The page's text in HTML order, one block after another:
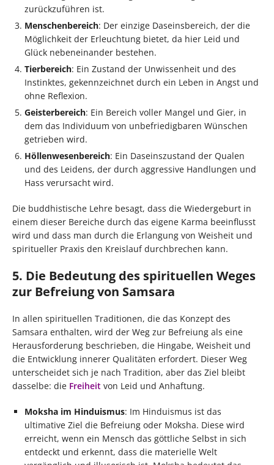
zurückzuführen ist.
Menschenbereich: Der einzige Daseinsbereich, der die
Möglichkeit der Erleuchtung bietet, da hier Leid und
Glück nebeneinander bestehen.
Tierbereich: Ein Zustand der Unwissenheit und des
Instinktes, gekennzeichnet durch ein Leben in Angst und
ohne Reflexion.
Geisterbereich: Ein Bereich voller Mangel und Gier, in
dem das Individuum von unbefriedigbaren Wünschen
getrieben wird.
Höllenwesenbereich: Ein Daseinszustand der Qualen
und des Leidens, der durch aggressive Handlungen und
Hass verursacht wird.
Die buddhistische Lehre besagt, dass die Wiedergeburt in
einem dieser Bereiche durch das eigene Karma beeinflusst
wird und dass man durch die Erlangung von Weisheit und
spiritueller Praxis den Kreislauf durchbrechen kann.
5. Die Bedeutung des spirituellen Weges
zur Befreiung von Samsara
In allen spirituellen Traditionen, die das Konzept des
Samsara enthalten, wird der Weg zur Befreiung als eine
Herausforderung beschrieben, die Hingabe, Weisheit und
die Entwicklung innerer Qualitäten erfordert. Dieser Weg
unterscheidet sich je nach Tradition, aber das Ziel bleibt
dasselbe: die Freiheit von Leid und Anhaftung.
Moksha im Hinduismus: Im Hinduismus ist das
ultimative Ziel die Befreiung oder Moksha. Diese wird
erreicht, wenn ein Mensch das göttliche Selbst in sich
entdeckt und erkennt, dass die materielle Welt